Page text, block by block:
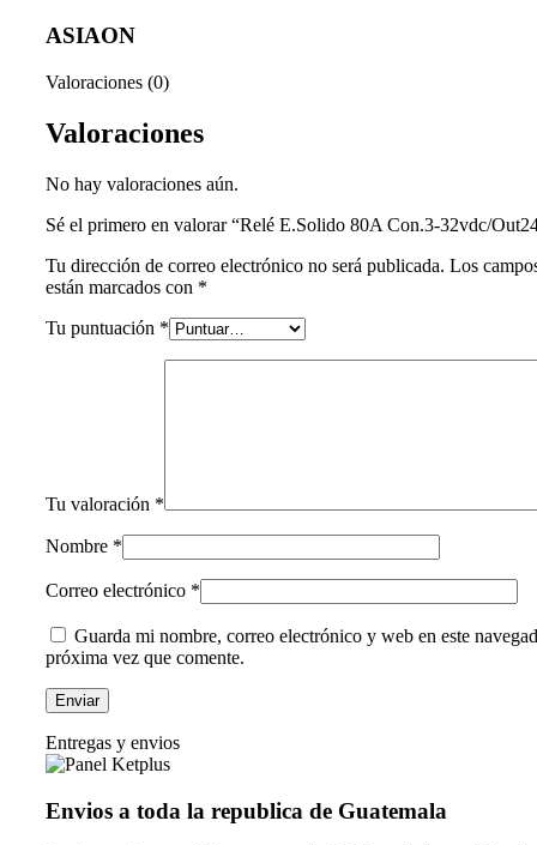
ASIAON
Valoraciones (0)
Valoraciones
No hay valoraciones aún.
Sé el primero en valorar “Relé E.Solido 80A Con.3-32vdc/
Tu dirección de correo electrónico no será publicada. Los
están marcados con *
Tu puntuación *
Tu valoración *
Nombre *
Correo electrónico *
Guarda mi nombre, correo electrónico y web en este
próxima vez que comente.
Entregas y envios
Envios a toda la republica de Guatemala